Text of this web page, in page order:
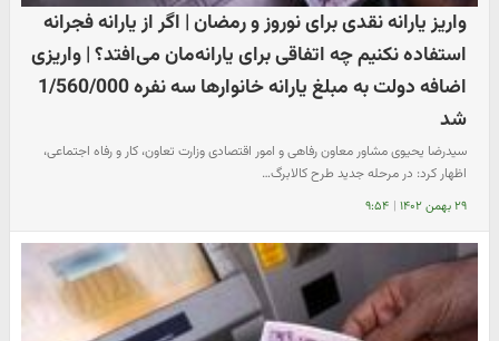
واریز یارانه نقدی برای نوروز و رمضان | اگر از یارانه فجرانه
استفاده نکنیم چه اتفاقی برای یارانه‌مان می‌افتد؟ | واریزی
اضافه دولت به مبلغ یارانه خانوارها سه نفره 1/560/000
شد
سیدرضا یحیوی مشاور معاون رفاهی و امور اقتصادی وزارت تعاون، کار و رفاه اجتماعی،
اظهار کرد: در مرحله جدید طرح کالابرگ…
۲۹ بهمن ۱۴۰۲ | ۹:۵۴